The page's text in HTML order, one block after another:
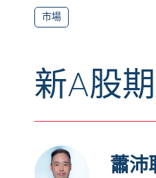
市場
新A股
蕭沛